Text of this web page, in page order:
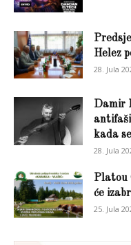
Helez
28. Jula
Damir
kada
28. Jula
Platou
će
25. Jula